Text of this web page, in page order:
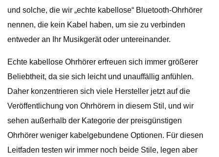
und solche, die wir „echte kabellose“ Bluetooth-Ohrhörer
nennen, die kein Kabel haben, um sie zu verbinden
entweder an Ihr Musikgerät oder untereinander.
Echte kabellose Ohrhörer erfreuen sich immer größerer
Beliebtheit, da sie sich leicht und unauffällig anfühlen.
Daher konzentrieren sich viele Hersteller jetzt auf die
Veröffentlichung von Ohrhörern in diesem Stil, und wir
sehen außerhalb der Kategorie der preisgünstigen
Ohrhörer weniger kabelgebundene Optionen. Für diesen
Leitfaden testen wir immer noch beide Stile, legen aber